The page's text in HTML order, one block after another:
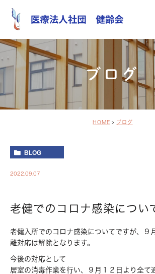
ブログ
HOME ブログ
BLOG
2022.09.07
老健でのコロナ感染につい
老健入所でのコロナ感染についてですが、９
離対応は解除となります。
今後の対応として
居室の消毒作業を行い、９月１２日より全て